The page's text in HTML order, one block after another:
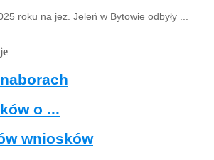
roku na jez. Jeleń w Bytowie odbyły ...
o ...
wniosków